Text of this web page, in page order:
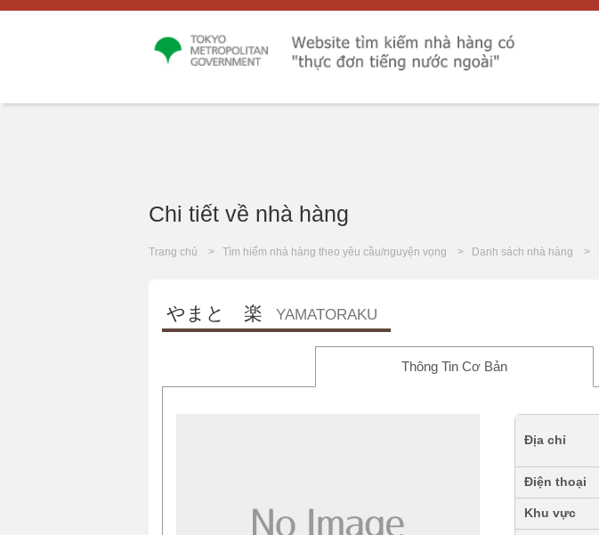
Chi tiết về nhà hàng
Trang chủ Tìm hiếm nhà hàng theo yêu cầu/nguyện vọng Danh sách nhà hàng
やまと 楽 YAMATORAKU
Thông Tin Cơ Bản
Địa chỉ
Điện thoại
Khu vực